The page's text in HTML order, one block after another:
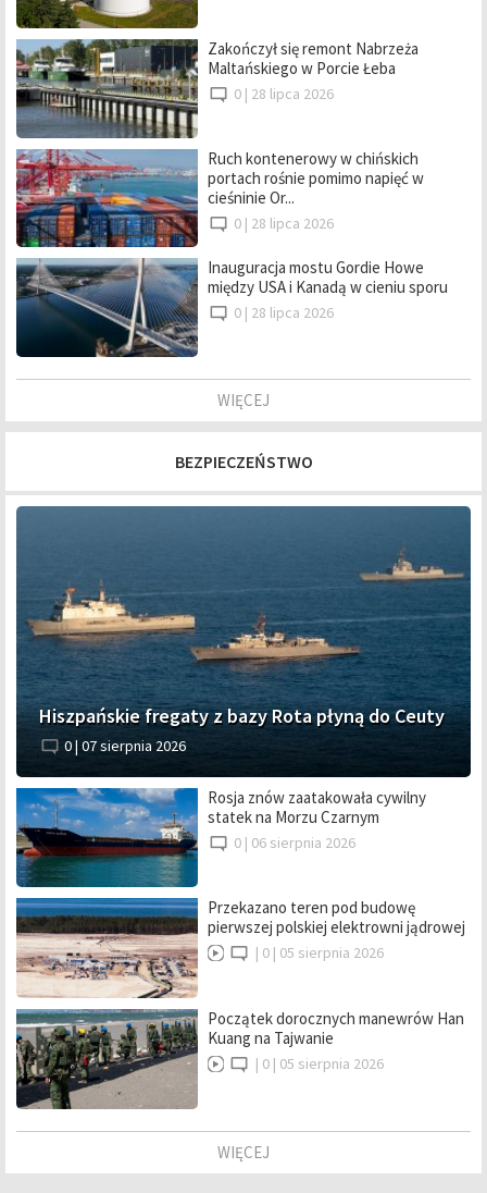
Zakończył się remont Nabrzeża
Maltańskiego w Porcie Łeba
0 | 28 lipca 2026
Ruch kontenerowy w chińskich
portach rośnie pomimo napięć w
cieśninie Or...
0 | 28 lipca 2026
Inauguracja mostu Gordie Howe
między USA i Kanadą w cieniu sporu
0 | 28 lipca 2026
WIĘCEJ
BEZPIECZEŃSTWO
Hiszpańskie fregaty z bazy Rota płyną do Ceuty
0 | 07 sierpnia 2026
Rosja znów zaatakowała cywilny
statek na Morzu Czarnym
0 | 06 sierpnia 2026
Przekazano teren pod budowę
pierwszej polskiej elektrowni jądrowej
| 0 | 05 sierpnia 2026
Początek dorocznych manewrów Han
Kuang na Tajwanie
| 0 | 05 sierpnia 2026
WIĘCEJ